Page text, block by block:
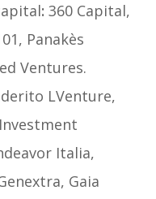
: 360 Capital,
Panakès
Ventures.
LVenture,
Italia,
Gaia